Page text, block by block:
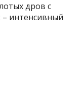
дров с
интенсивный